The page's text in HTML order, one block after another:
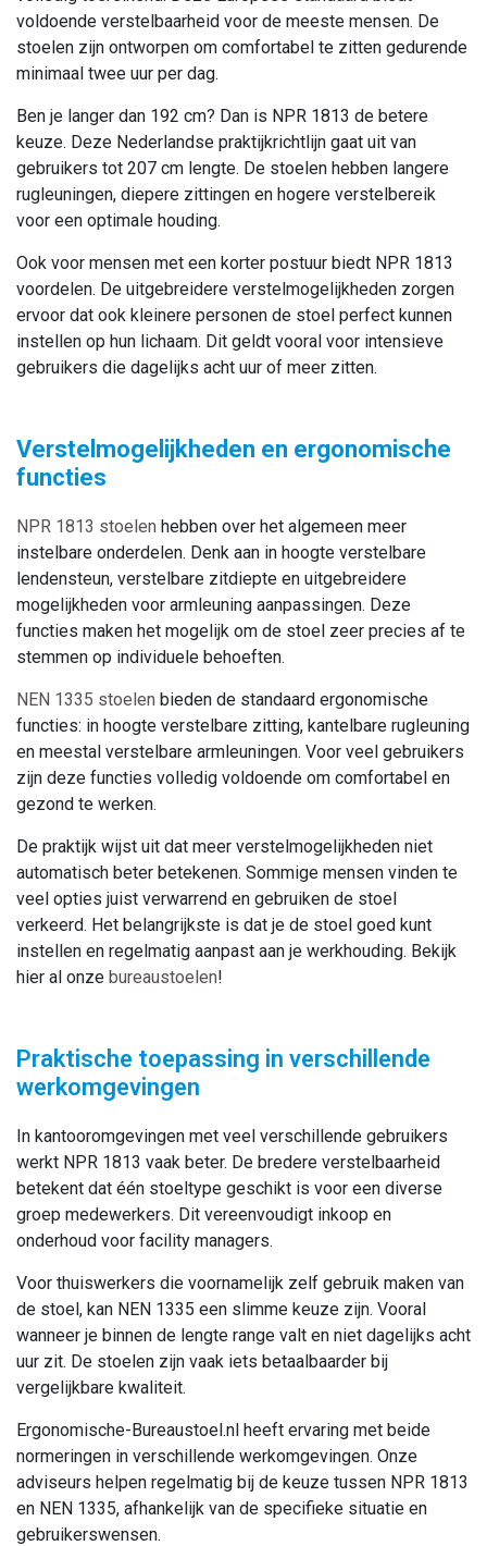
voldoende verstelbaarheid voor de meeste mensen. De
stoelen zijn ontworpen om comfortabel te zitten gedurende
minimaal twee uur per dag.
Ben je langer dan 192 cm? Dan is NPR 1813 de betere
keuze. Deze Nederlandse praktijkrichtlijn gaat uit van
gebruikers tot 207 cm lengte. De stoelen hebben langere
rugleuningen, diepere zittingen en hogere verstelbereik
voor een optimale houding.
Ook voor mensen met een korter postuur biedt NPR 1813
voordelen. De uitgebreidere verstelmogelijkheden zorgen
ervoor dat ook kleinere personen de stoel perfect kunnen
instellen op hun lichaam. Dit geldt vooral voor intensieve
gebruikers die dagelijks acht uur of meer zitten.
Verstelmogelijkheden en ergonomische
functies
NPR 1813 stoelen hebben over het algemeen meer
instelbare onderdelen. Denk aan in hoogte verstelbare
lendensteun, verstelbare zitdiepte en uitgebreidere
mogelijkheden voor armleuning aanpassingen. Deze
functies maken het mogelijk om de stoel zeer precies af te
stemmen op individuele behoeften.
NEN 1335 stoelen bieden de standaard ergonomische
functies: in hoogte verstelbare zitting, kantelbare rugleuning
en meestal verstelbare armleuningen. Voor veel gebruikers
zijn deze functies volledig voldoende om comfortabel en
gezond te werken.
De praktijk wijst uit dat meer verstelmogelijkheden niet
automatisch beter betekenen. Sommige mensen vinden te
veel opties juist verwarrend en gebruiken de stoel
verkeerd. Het belangrijkste is dat je de stoel goed kunt
instellen en regelmatig aanpast aan je werkhouding. Bekijk
hier al onze bureaustoelen!
Praktische toepassing in verschillende
werkomgevingen
In kantooromgevingen met veel verschillende gebruikers
werkt NPR 1813 vaak beter. De bredere verstelbaarheid
betekent dat één stoeltype geschikt is voor een diverse
groep medewerkers. Dit vereenvoudigt inkoop en
onderhoud voor facility managers.
Voor thuiswerkers die voornamelijk zelf gebruik maken van
de stoel, kan NEN 1335 een slimme keuze zijn. Vooral
wanneer je binnen de lengte range valt en niet dagelijks acht
uur zit. De stoelen zijn vaak iets betaalbaarder bij
vergelijkbare kwaliteit.
Ergonomische-Bureaustoel.nl heeft ervaring met beide
normeringen in verschillende werkomgevingen. Onze
adviseurs helpen regelmatig bij de keuze tussen NPR 1813
en NEN 1335, afhankelijk van de specifieke situatie en
gebruikerswensen.